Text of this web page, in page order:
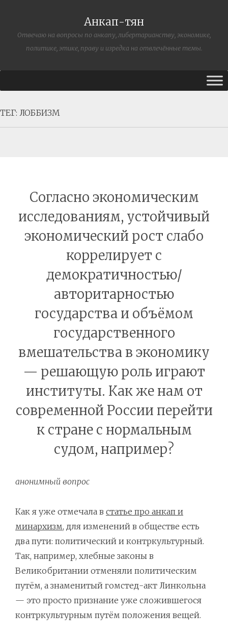
Анкап-тян
Отвечаю на вопросы по анкапу, либертарианству, экономике,
политике, этике, праву и изредка на отвлечённые темы.
ТЕГ: ЛОББИЗМ
Согласно экономическим
исследованиям, устойчивый
экономический рост слабо
коррелирует с
демократичностью/
авторитарностью
государства и объёмом
государственного
вмешательства в экономику
— решающую роль играют
институты. Как же нам от
современной России перейти
к стране с нормальным
судом, например?
анонимный вопрос
Как я уже отмечала в статье про анкап и
минархизм, для изменений в обществе есть
два пути: политический и контркультурный.
Так, например, хлебные законы в
Великобритании отменяли политическим
путём, а знаменитый гомстед-акт Линкольна
— это просто признание уже сложившегося
контркультурным путём положения вещей.